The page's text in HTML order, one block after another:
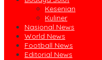
Kesenian
Kuliner
Nasional News
World News
Football News
Editorial News